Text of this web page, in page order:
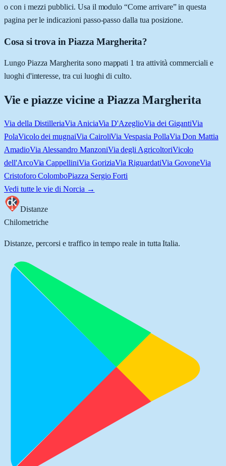
o con i mezzi pubblici. Usa il modulo “Come arrivare” in questa
pagina per le indicazioni passo-passo dalla tua posizione.
Cosa si trova in Piazza Margherita?
Lungo Piazza Margherita sono mappati 1 tra attività commerciali e
luoghi d'interesse, tra cui luoghi di culto.
Vie e piazze vicine a Piazza Margherita
Via della DistilleriaVia AniciaVia D'AzeglioVia dei GigantiVia
PolaVicolo dei mugnaiVia CairoliVia Vespasia PollaVia Don Mattia
AmadioVia Alessandro ManzoniVia degli AgricoltoriVicolo
dell'ArcoVia CappelliniVia GoriziaVia RiguardatiVia GovoneVia
Cristoforo ColomboPiazza Sergio Forti
Vedi tutte le vie di Norcia →
Distanze
Chilometriche
Distanze, percorsi e traffico in tempo reale in tutta Italia.